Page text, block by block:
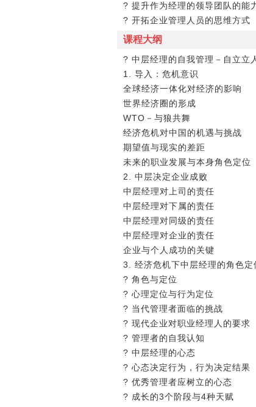
? 提升作为经理的领导团队的能
? 开拓企业管理人员的思维方式
课程大纲
? 中层经理的自我管理－自立立
1. 导入：危机意识
全球经济一体化对经济的影响
世界经济圈的形成
WTO－与狼共舞
经济危机对中国的机遇与挑战
期望值与现实的差距
未来的职业发展与本身角色定位
2. 中层决定企业成败
中层经理对上司的责任
中层经理对下属的责任
中层经理对同级的责任
中层经理对企业的责任
企业与个人成功的关键
3. 经济危机下中层经理的角色定
? 角色与定位
? 心理定位与行为定位
? 当代管理者面临的挑战
? 现代企业对职业经理人的要求
? 管理者的自我认知
? 中层经理的心态
? 心态决定行为，行为决定结果
? 优秀管理者应树立的心态
? 成长的3个阶段与4种天赋